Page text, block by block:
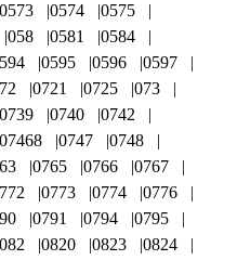
0573 0574
0575
058 0581
0584
0595 0596
0597
0721 0725
073
0739 0740
0742
07468 0747
0748
0765 0766
0767
0773 0774
0776
0791 0794
0795
082 0820 0823
0824